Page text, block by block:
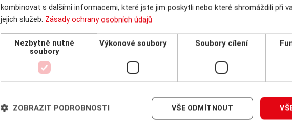
kombinovat s dalšími informacemi, které jste jim poskytli nebo které shromáždili při
jejich služeb. Zásady ochrany osobních údajů
Nezbytně nutné
soubory
Výkonové soubory Soubory cílení
VŠE ODMÍTNOUT
ZOBRAZIT PODROBNOSTI